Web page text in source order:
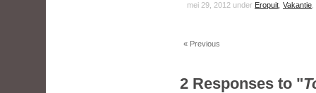
mei 29, 2012 under Eropuit Vakantie
« Previous
2 Responses to "